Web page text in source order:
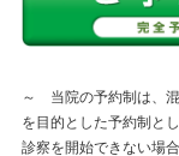
～ 当院の予約制は、
を目的とした予約制と
診察を開始できない場